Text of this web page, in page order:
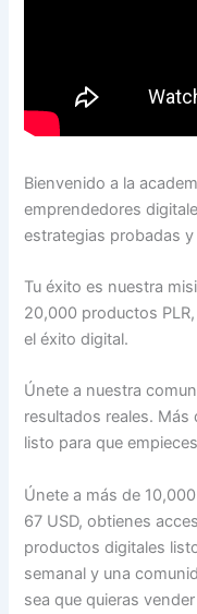
Bienvenido a la
emprendedores
estrategias probadas
Tu éxito es nuestra
20,000 productos
el éxito digital.
Únete a nuestra
resultados reales. Más
listo para que
Únete a más de
67 USD, obtienes
productos digitales
semanal y una
sea que quieras